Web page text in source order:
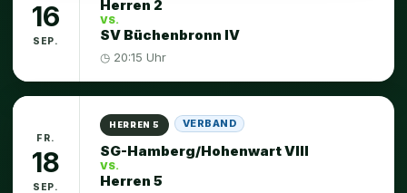
16
SEP.
Herren 2
VS.
SV Büchenbronn IV
◷ 20:15 Uhr
FR.
18
SEP.
HERREN 5 VERBAND
SG-Hamberg/Hohenwart VIII
VS.
Herren 5